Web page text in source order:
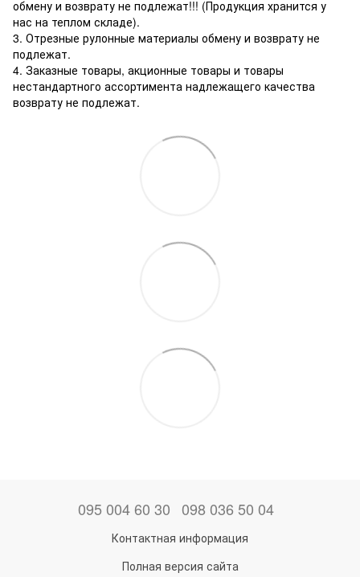
обмену и возврату не подлежат!!! (Продукция хранится у
нас на теплом складе).
3. Отрезные рулонные материалы обмену и возврату не
подлежат.
4. Заказные товары, акционные товары и товары
нестандартного ассортимента надлежащего качества
возврату не подлежат.
095 004 60 30 098 036 50 04
Контактная информация
Полная версия сайта